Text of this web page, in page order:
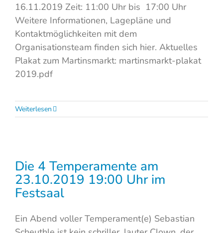
16.11.2019 Zeit: 11:00 Uhr bis 17:00 Uhr
Weitere Informationen, Lagepläne und
Kontaktmöglichkeiten mit dem
Organisationsteam finden sich hier. Aktuelles
Plakat zum Martinsmarkt: martinsmarkt-plakat
2019.pdf
Weiterlesen
Die 4 Temperamente am
23.10.2019 19:00 Uhr im
Festsaal
Ein Abend voller Temperament(e) Sebastian